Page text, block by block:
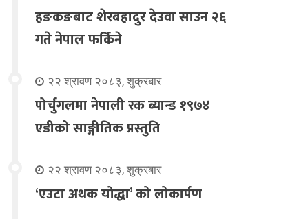
हङकङबाट शेरबहादुर देउवा साउन २६
गते नेपाल फर्किने
२२ श्रावण २०८३, शुक्रबार
पोर्चुगलमा नेपाली रक ब्यान्ड १९७४
एडीको साङ्गीतिक प्रस्तुति
२२ श्रावण २०८३, शुक्रबार
‘एउटा अथक योद्धा’ को लोकार्पण